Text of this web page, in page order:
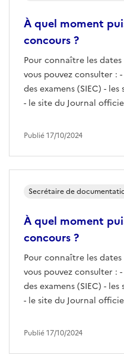
À quel moment
concours ?
Pour connaître les
vous pouvez consulter :
des examens (SIEC) -
- le site du Journal
Publié 17/10/2024
À quel moment
concours ?
Pour connaître les
vous pouvez consulter :
des examens (SIEC) -
- le site du Journal
Secrétaire de
Publié 17/10/2024